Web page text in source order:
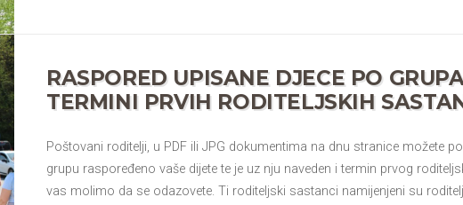
RASPORED UPISANE DJECE PO
TERMINI PRVIH RODITELJSKIH
Poštovani roditelji, u PDF ili JPG dokumentima na dnu stranice možete
grupu raspoređeno vaše dijete te je uz nju naveden i termin prvog
vas molimo da se odazovete. Ti roditeljski sastanci namijenjeni su